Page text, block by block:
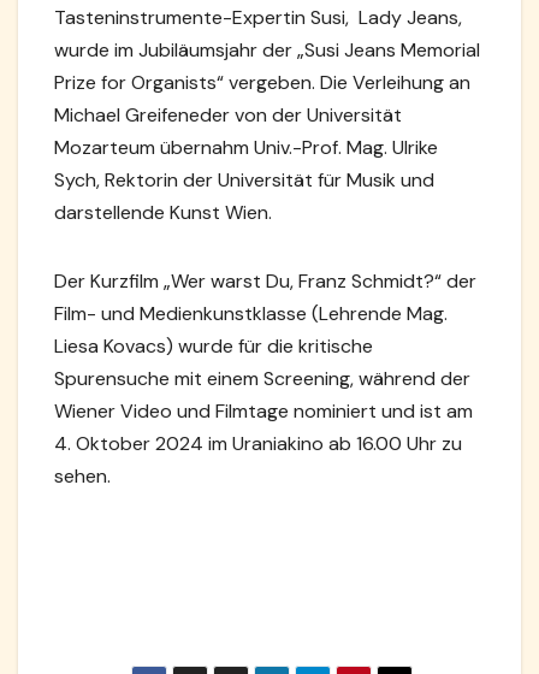
Tasteninstrumente-Expertin Susi, Lady Jeans,
wurde im Jubiläumsjahr der „Susi Jeans Memorial
Prize for Organists“ vergeben. Die Verleihung an
Michael Greifeneder von der Universität
Mozarteum übernahm Univ.-Prof. Mag. Ulrike
Sych, Rektorin der Universität für Musik und
darstellende Kunst Wien.
Der Kurzfilm „Wer warst Du, Franz Schmidt?“ der
Film- und Medienkunstklasse (Lehrende Mag.
Liesa Kovacs) wurde für die kritische
Spurensuche mit einem Screening, während der
Wiener Video und Filmtage nominiert und ist am
4. Oktober 2024 im Uraniakino ab 16.00 Uhr zu
sehen.